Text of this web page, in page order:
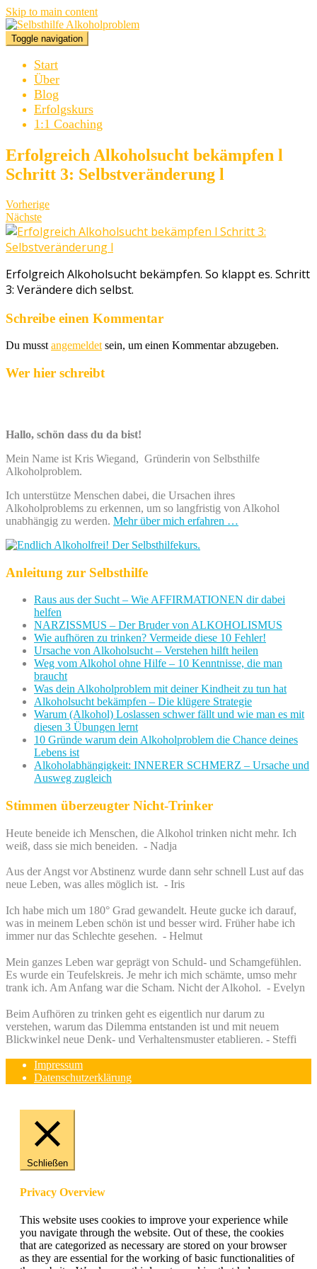
Skip to main content
Toggle navigation
Start
Über
Blog
Erfolgskurs
1:1 Coaching
Erfolgreich Alkoholsucht bekämpfen l
Schritt 3: Selbstveränderung l
Vorherige
Nächste
Erfolgreich Alkoholsucht bekämpfen. So klappt es. Schritt
3: Verändere dich selbst.
Schreibe einen Kommentar
Du musst angemeldet sein, um einen Kommentar abzugeben.
Wer hier schreibt
Hallo, schön dass du da bist!
Mein Name ist Kris Wiegand, Gründerin von Selbsthilfe
Alkoholproblem.
Ich unterstütze Menschen dabei, die Ursachen ihres
Alkoholproblems zu erkennen, um so langfristig von Alkohol
unabhängig zu werden. Mehr über mich erfahren …
Anleitung zur Selbsthilfe
Raus aus der Sucht – Wie AFFIRMATIONEN dir dabei
helfen
NARZISSMUS – Der Bruder von ALKOHOLISMUS
Wie aufhören zu trinken? Vermeide diese 10 Fehler!
Ursache von Alkoholsucht – Verstehen hilft heilen
Weg vom Alkohol ohne Hilfe – 10 Kenntnisse, die man
braucht
Was dein Alkoholproblem mit deiner Kindheit zu tun hat
Alkoholsucht bekämpfen – Die klügere Strategie
Warum (Alkohol) Loslassen schwer fällt und wie man es mit
diesen 3 Übungen lernt
10 Gründe warum dein Alkoholproblem die Chance deines
Lebens ist
Alkoholabhängigkeit: INNERER SCHMERZ – Ursache und
Ausweg zugleich
Stimmen überzeugter Nicht-Trinker
Heute beneide ich Menschen, die Alkohol trinken nicht mehr. Ich
weiß, dass sie mich beneiden. - Nadja
Aus der Angst vor Abstinenz wurde dann sehr schnell Lust auf das
neue Leben, was alles möglich ist. - Iris
Ich habe mich um 180° Grad gewandelt. Heute gucke ich darauf,
was in meinem Leben schön ist und besser wird. Früher habe ich
immer nur das Schlechte gesehen. - Helmut
Mein ganzes Leben war geprägt von Schuld- und Schamgefühlen.
Es wurde ein Teufelskreis. Je mehr ich mich schämte, umso mehr
trank ich. Am Anfang war die Scham. Nicht der Alkohol. - Evelyn
Beim Aufhören zu trinken geht es eigentlich nur darum zu
verstehen, warum das Dilemma entstanden ist und mit neuem
Blickwinkel neue Denk- und Verhaltensmuster etablieren. - Steffi
Impressum
Datenschutzerklärung
Schließen
Privacy Overview
This website uses cookies to improve your experience while
you navigate through the website. Out of these, the cookies
that are categorized as necessary are stored on your browser
as they are essential for the working of basic functionalities of